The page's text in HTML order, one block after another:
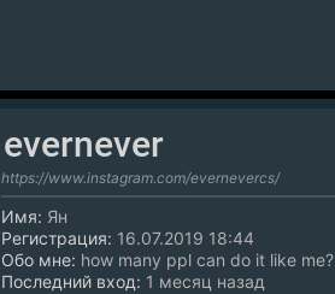
evernever
https://www.instagram.com/evernevercs/
Имя: Ян
Регистрация: 16.07.2019 18:44
Обо мне: how many ppl can do it like me?
Последний вход: 1 месяц назад